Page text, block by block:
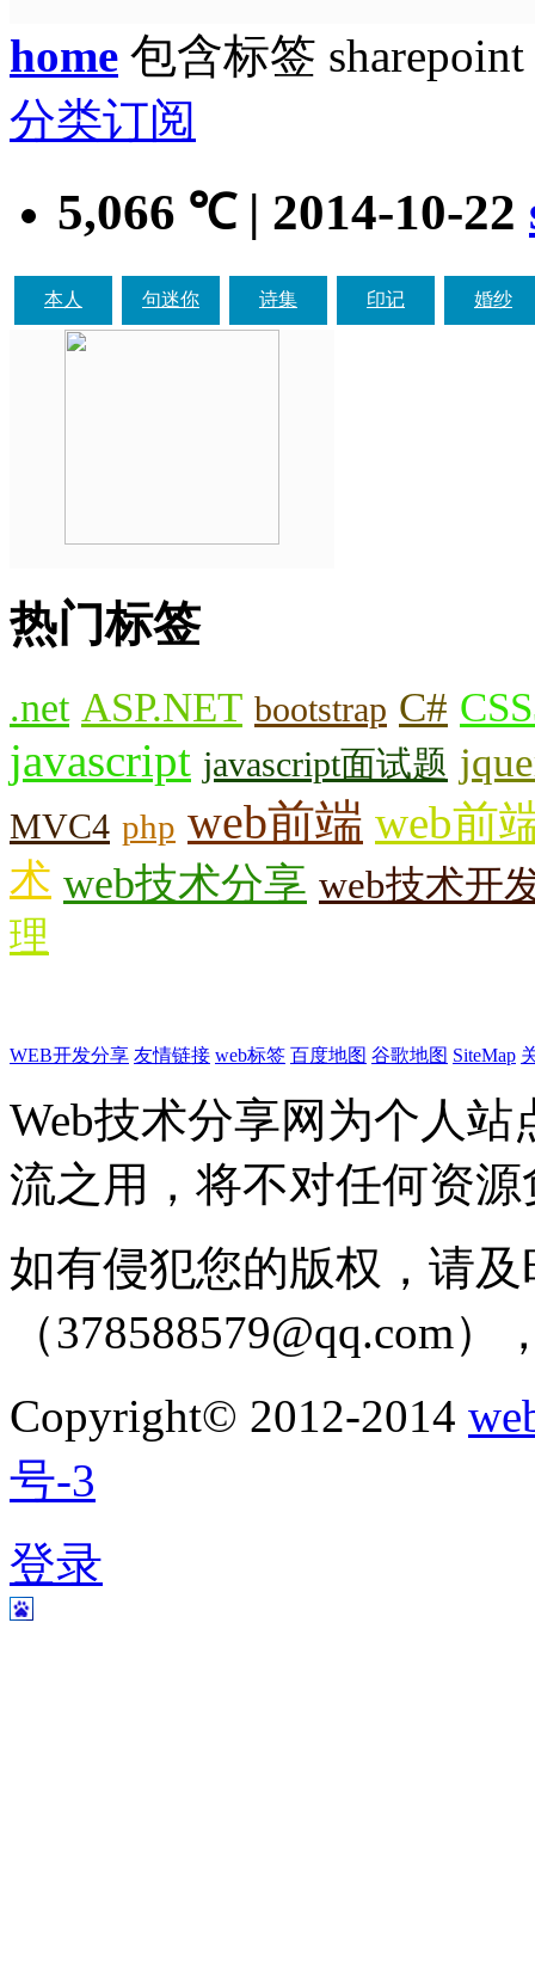
home 包含标签
分类订阅
5,066 ℃ | 2014-10-22
本人 句迷你 诗集 印记 婚纱
热门标签
.net ASP.NET bootstrap C#
javascript javascript面试题
MVC4 php web前端 web前
术 web技术分享 web技术开
理
WEB开发分享 友情链接 web标签 百度地图 谷歌地图 SiteMap
Web技术分享网为个人
流之用，将不对任何资
如有侵犯您的版权，请
（378588579@qq.com
Copyright© 2012-2014
号-3
登录